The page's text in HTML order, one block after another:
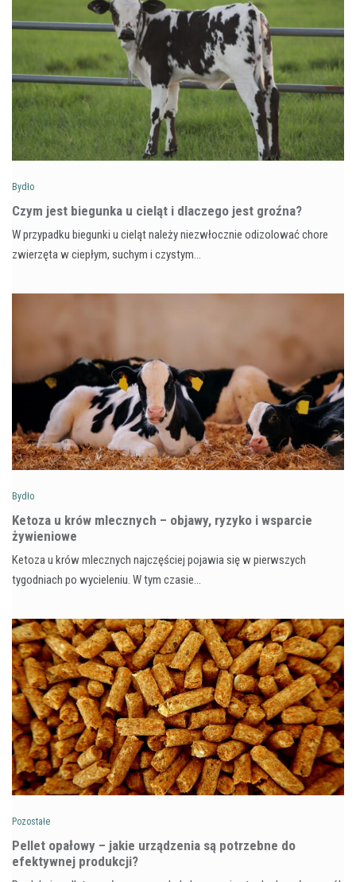
Bydło
Czym jest biegunka u cieląt i dlaczego jest groźna?
W przypadku biegunki u cieląt należy niezwłocznie odizolować chore
zwierzęta w ciepłym, suchym i czystym…
Bydło
Ketoza u krów mlecznych – objawy, ryzyko i wsparcie
żywieniowe
Ketoza u krów mlecznych najczęściej pojawia się w pierwszych
tygodniach po wycieleniu. W tym czasie…
Pozostałe
Pellet opałowy – jakie urządzenia są potrzebne do
efektywnej produkcji?